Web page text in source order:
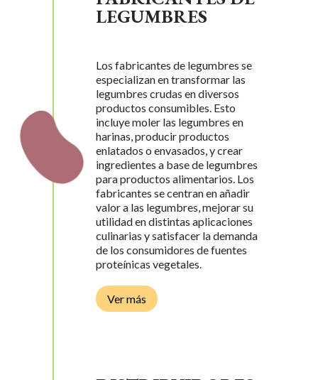
L
LEGUMBRES
Los fabricantes de legumbres se
especializan en transformar las
legumbres crudas en diversos
productos consumibles. Esto
incluye moler las legumbres en
harinas, producir productos
enlatados o envasados, y crear
ingredientes a base de legumbres
para productos alimentarios. Los
fabricantes se centran en añadir
valor a las legumbres, mejorar su
utilidad en distintas aplicaciones
culinarias y satisfacer la demanda
de los consumidores de fuentes
proteínicas vegetales.
Ver más